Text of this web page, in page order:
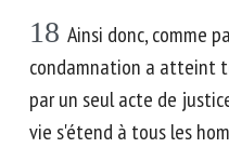
18 Ainsi donc, comme
condamnation a atteint
par un seul acte de
vie s'étend à tous les